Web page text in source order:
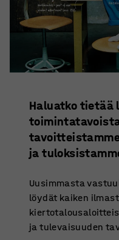
Haluatko tietää
ja
Uusimmasta
löydät kaiken
ja tulevaisuuden